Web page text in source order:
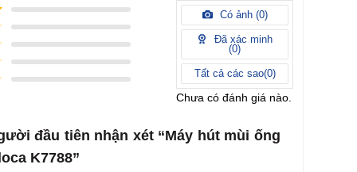
Có ảnh (0)
Đã xác minh
(0)
Tất cả các sao(0)
Chưa có đánh giá nào.
đầu tiên nhận xét “Máy hút mùi ống
K7788”